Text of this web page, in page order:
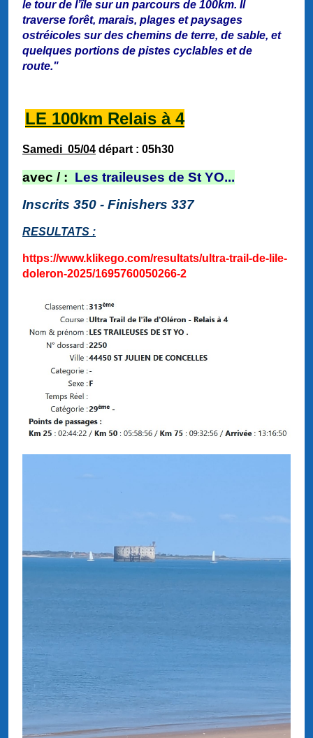
le tour de l’île sur un parcours de 100km. Il
traverse forêt, marais, plages et paysages
ostréicoles sur des chemins de terre, de sable, et
quelques portions de pistes cyclables et de
route."
LE 100km Relais à 4
Samedi 05/04 départ : 05h30
avec / : Les traileuses de St YO...
Inscrits 350 - Finishers 337
RESULTATS :
https://www.klikego.com/resultats/ultra-trail-de-lile-
doleron-2025/1695760050266-2